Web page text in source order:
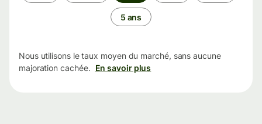
5 ans
Nous utilisons le taux moyen du marché, sans aucune
majoration cachée. En savoir plus